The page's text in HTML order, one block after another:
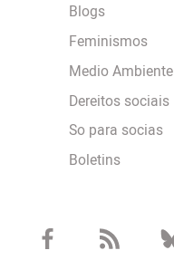
Blogs
Feminismos
Medio Ambiente
Dereitos sociais
So para socias
Boletins